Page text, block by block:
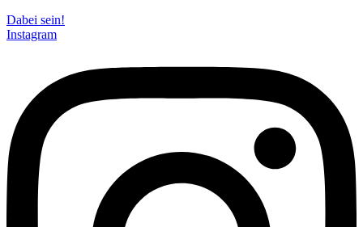
Dabei sein!
Instagram